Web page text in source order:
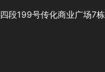
段199号传化商业广场7栋